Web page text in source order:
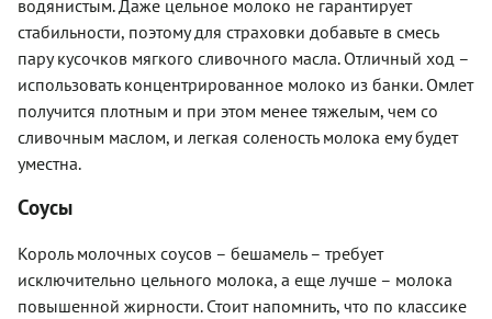
водянистым. Даже цельное молоко не гарантирует
стабильности, поэтому для страховки добавьте в смесь
пару кусочков мягкого сливочного масла. Отличный ход –
использовать концентрированное молоко из банки. Омлет
получится плотным и при этом менее тяжелым, чем со
сливочным маслом, и легкая соленость молока ему будет
уместна.
Соусы
Король молочных соусов – бешамель – требует
исключительно цельного молока, а еще лучше – молока
повышенной жирности. Стоит напомнить, что по классике